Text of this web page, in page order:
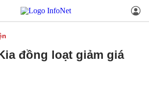
đồng loạt giảm giá